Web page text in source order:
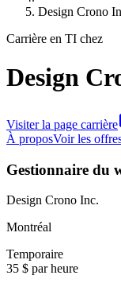
Design Crono
Carrière en TI chez
Design
Visiter la page carrière
À proposVoir les
Gestionnaire du
Design Crono Inc.
Montréal
Temporaire
35 $ par heure